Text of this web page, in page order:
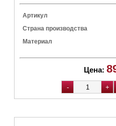
Артикул
Страна производства
Материал
Цена: